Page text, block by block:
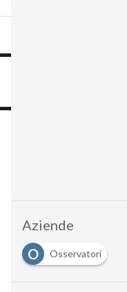
Aziende
O
Osservatori